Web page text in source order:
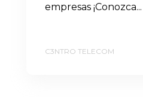
empresas ¡Conozca...
C3NTRO TELECOM